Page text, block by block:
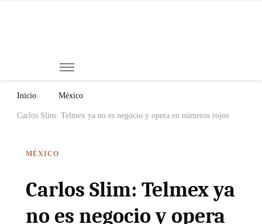
Inicio México
Carlos Slim: Telmex ya no es negocio y opera en números rojos
MÉXICO
Carlos Slim: Telmex ya
no es negocio y opera